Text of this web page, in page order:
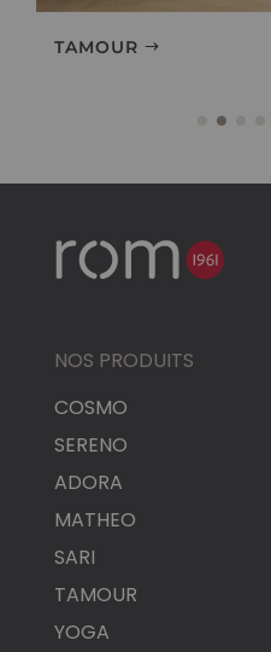
TAMOUR
NOS PRODUITS
COSMO
SERENO
ADORA
MATHEO
SARI
TAMOUR
YOGA